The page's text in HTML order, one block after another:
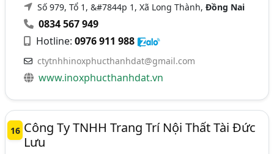
Số 979, Tổ 1, &#7844p 1, Xã Long Thành,Đồng Nai
0834 567 949
Hotline:0976 911 988
ctytnhhinoxphucthanhdat@gmail.com
www.inoxphucthanhdat.vn
16 Công Ty TNHH Trang Trí Nội Thất Tài Đức
Lưu